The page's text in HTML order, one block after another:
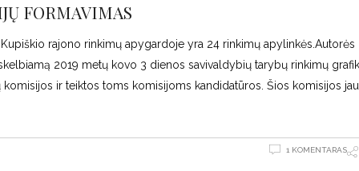
FORMAVIMAS
rajono rinkimų apygardoje yra 24 rinkimų apylinkės.Autorės
2019 metų kovo 3 dienos savivaldybių tarybų rinkimų
ir teiktos toms komisijoms kandidatūros. Šios komisijos jau
1 KOMENTARAS